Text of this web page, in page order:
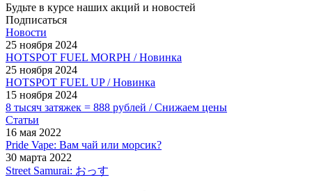
Будьте в курсе наших акций и новостей
Подписаться
Новости
25 ноября 2024
HOTSPOT FUEL MORPH / Новинка
25 ноября 2024
HOTSPOT FUEL UP / Новинка
15 ноября 2024
8 тысяч затяжек = 888 рублей / Снижаем цены
Статьи
16 мая 2022
Pride Vape: Вам чай или морсик?
30 марта 2022
Street Samurai: おっす